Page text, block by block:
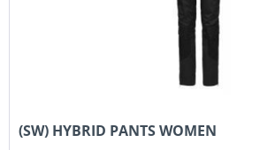
(SW) HYBRID PANTS WOMEN